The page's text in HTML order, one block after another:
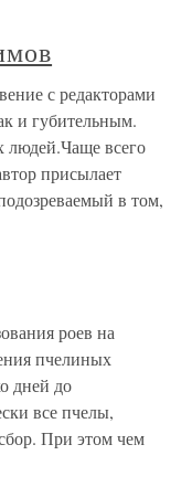
с редакторами
и губительным.
людей.Чаще всего
присылает
в том,
роев на
пчелиных
дней до
все пчелы,
При этом чем